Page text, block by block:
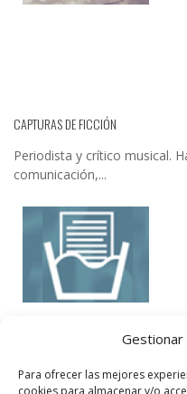
Para ofrecer las mejores
cookies para almacenar y/o
CAPTURAS DE FICCIÓN
Periodista y crítico musical.
comunicación,...